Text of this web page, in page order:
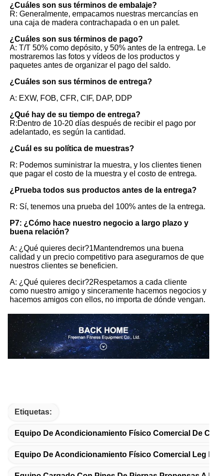
¿Cuáles son sus términos de embalaje?
R: Generalmente, empacamos nuestras mercancías en
una caja de madera contrachapada o en un palet.
¿Cuáles son sus términos de pago?
A: T/T 50% como depósito, y 50% antes de la entrega. Le
mostraremos las fotos y vídeos de los productos y
paquetes antes de organizar el pago del saldo.
¿Cuáles son sus términos de entrega?
A: EXW, FOB, CFR, CIF, DAP, DDP
¿Qué hay de su tiempo de entrega?
R:Dentro de 10-20 días después de recibir el pago por
adelantado, es según la cantidad.
¿Cuál es su política de muestras?
R: Podemos suministrar la muestra, y los clientes tienen
que pagar el costo de la muestra y el costo de entrega.
¿Prueba todos sus productos antes de la entrega?
R: Sí, tenemos una prueba del 100% antes de la entrega.
P7: ¿Cómo hace nuestro negocio a largo plazo y
buena relación?
A: ¿Qué quieres decir?1Mantendremos una buena
calidad y un precio competitivo para asegurarnos de que
nuestros clientes se beneficien.
A: ¿Qué quieres decir?2Respetamos a cada cliente
como nuestro amigo y sinceramente hacemos negocios y
hacemos amigos con ellos, no importa de dónde vengan.
Etiquetas:
Equipo De Acondicionamiento Físico Comercial De
Equipo De Acondicionamiento Físico Comercial Leg